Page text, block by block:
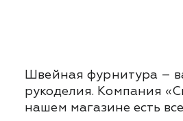
Швейная фурнитура –
рукоделия. Компания
нашем магазине есть